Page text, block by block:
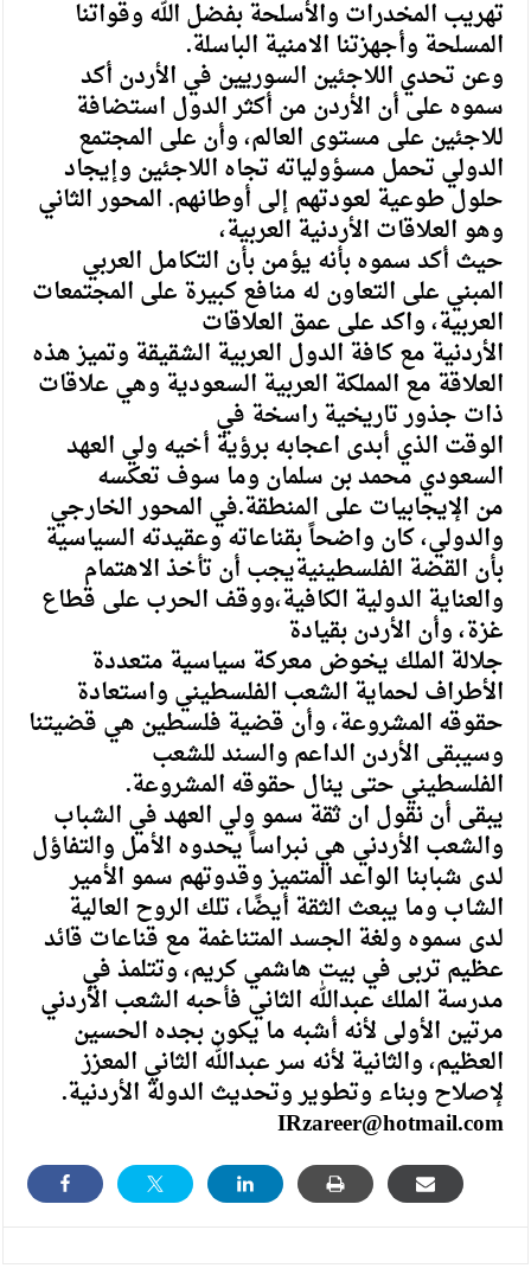
تهريب المخدرات والأسلحة بفضل الله وقواتنا
المسلحة وأجهزتنا الامنية الباسلة.
وعن تحدي اللاجئين السوريين في الأردن أكد
سموه على أن الأردن من أكثر الدول استضافة
للاجئين على مستوى العالم، وأن على المجتمع
الدولي تحمل مسؤولياته تجاه اللاجئين وإيجاد
حلول طوعية لعودتهم إلى أوطانهم. المحور الثاني
وهو العلاقات الأردنية العربية،
حيث أكد سموه بأنه يؤمن بأن التكامل العربي
المبني على التعاون له منافع كبيرة على المجتمعات
العربية، واكد على عمق العلاقات
الأردنية مع كافة الدول العربية الشقيقة وتميز هذه
العلاقة مع المملكة العربية السعودية وهي علاقات
ذات جذور تاريخية راسخة في
الوقت الذي أبدى اعجابه برؤية أخيه ولي العهد
السعودي محمد بن سلمان وما سوف تعكسه
من الإيجابيات على المنطقة.في المحور الخارجي
والدولي، كان واضحاً بقناعاته وعقيدته السياسية
بأن القضة الفلسطينيةيجب أن تأخذ الاهتمام
والعناية الدولية الكافية،ووقف الحرب على قطاع
غزة، وأن الأردن بقيادة
جلالة الملك يخوض معركة سياسية متعددة
الأطراف لحماية الشعب الفلسطيني واستعادة
حقوقه المشروعة، وأن قضية فلسطين هي قضيتنا
وسيبقى الأردن الداعم والسند للشعب
الفلسطيني حتى ينال حقوقه المشروعة.
يبقى أن نقول ان ثقة سمو ولي العهد في الشباب
والشعب الأردني هي نبراساً يحدوه الأمل والتفاؤل
لدى شبابنا الواعد المتميز وقدوتهم سمو الأمير
الشاب وما يبعث الثقة أيضًا، تلك الروح العالية
لدى سموه ولغة الجسد المتناغمة مع قناعات قائد
عظيم تربى في بيت هاشمي كريم، وتتلمذ في
مدرسة الملك عبدالله الثاني فأحبه الشعب الأردني
مرتين الأولى لأنه أشبه ما يكون بجده الحسين
العظيم، والثانية لأنه سر عبدالله الثاني المعزز
لإصلاح وبناء وتطوير وتحديث الدولة الأردنية.
IRzareer@hotmail.com